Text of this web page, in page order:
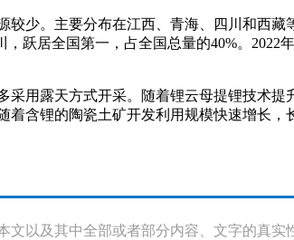
少。主要分布在江西、青海、四川和西藏
跃居全国第一，占全国总量的40%。2022
用露天方式开采。随着锂云母提锂技术提
含锂的陶瓷土矿开发利用规模快速增长，
以及其中全部或者部分内容、文字的真实